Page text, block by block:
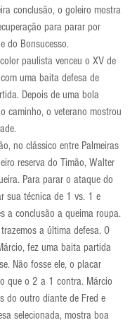
conclusão, o goleiro mostra
para parar por
do Bonsucesso.
paulista venceu o XV de
uma baita defesa de
Depois de uma bola
caminho, o veterano mostrou
no clássico entre Palmeiras
reserva do Timão, Walter
Para parar o ataque do
sua técnica de 1 vs. 1 e
a conclusão a queima roupa.
a última defesa. O
fez uma baita partida
Não fosse ele, o placar
que o 2 a 1 contra. Márcio
do outro diante de Fred e
selecionada, mostra boa